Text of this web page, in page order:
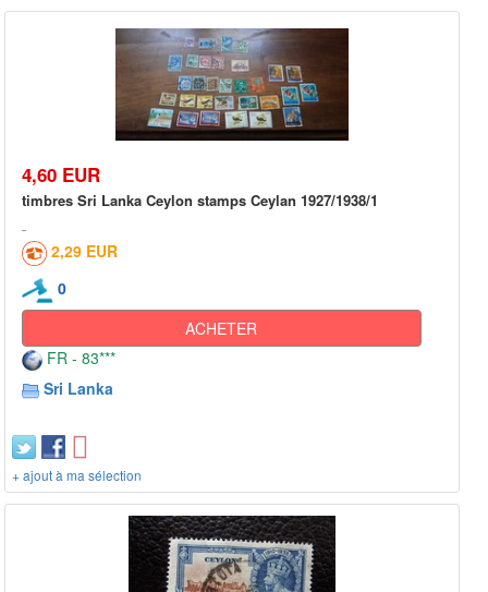
4,60 EUR
timbres Sri Lanka Ceylon stamps Ceylan 1927/1938/1
2,29 EUR
0
ACHETER
FR - 83***
Sri Lanka
+ ajout à ma sélection